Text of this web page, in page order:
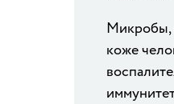
Микробы,
коже